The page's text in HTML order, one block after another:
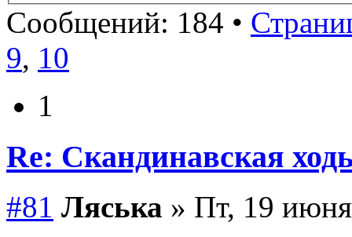
Сообщений: 184 •
9, 10
1
Re: Скандинавская
#81 Ляська » Пт, 19